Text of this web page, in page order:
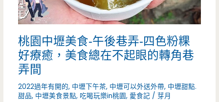
式
烤
肉
吃
飽
桃園中壢美食-午後巷弄-四色粉粿
好療癒，美食總在不起眼的轉角巷
弄間
2022過年有開的, 中壢下午茶, 中壢可以外送外帶, 中壢甜點.
甜品, 中壢美食景點, 吃喝玩樂in桃園, 愛食記 /芽月